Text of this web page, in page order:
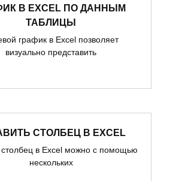
В EXCEL ПО ДАННЫМ
ТАБЛИЦЫ
график в Excel позволяет
визуально представить
СТОЛБЕЦ В EXCEL
столбец в Excel можно с помощью
нескольких